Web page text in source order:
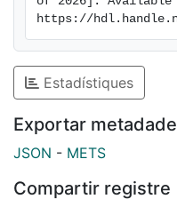
https://
Estadístiques
Exportar
JSON - METS
Compartir registre